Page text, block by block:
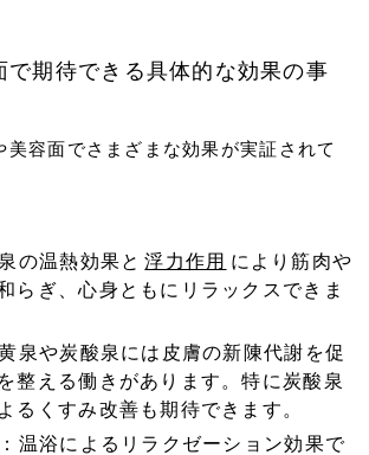
で期待できる具体的な効果の事
美容面でさまざまな効果が実証されて
の温熱効果と 浮力作用 により筋肉や
らぎ、心身ともにリラックスできま
黄泉や炭酸泉には皮膚の新陳代謝を促
整える働きがあります。特に炭酸泉
るくすみ改善も期待できます。
：温浴によるリラクゼーション効果で